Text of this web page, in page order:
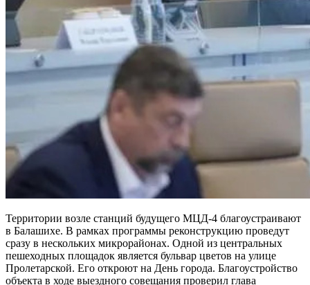
Территории возле станций будущего МЦД-4 благоустраивают
в Балашихе. В рамках программы реконструкцию проведут
сразу в нескольких микрорайонах. Одной из центральных
пешеходных площадок является бульвар цветов на улице
Пролетарской. Его откроют на День города. Благоустройство
объекта в ходе выездного совещания проверил глава